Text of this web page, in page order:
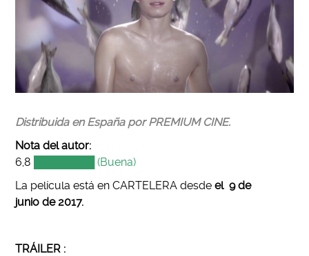
Distribuida en España por PREMIUM CINE.
Nota del autor:
6,8 ████████ (Buena)
La película está en CARTELERA desde el 9 de
juniode 2017.
TRÁILER :